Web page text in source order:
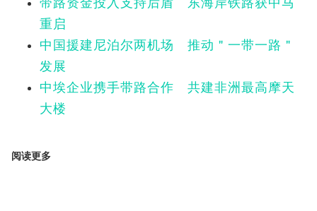
带路资金投入支持后盾 东海岸铁路获中马
重启
中国援建尼泊尔两机场 推动＂一带一路＂
发展
中埃企业携手带路合作 共建非洲最高摩天
大楼
阅读更多